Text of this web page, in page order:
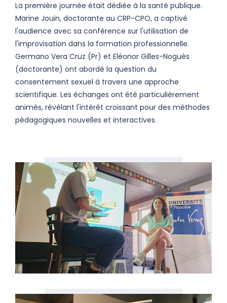
La première journée était dédiée à la santé publique.
Marine Jouin, doctorante au CRP-CPO, a captivé
l'audience avec sa conférence sur l'utilisation de
l'improvisation dans la formation professionnelle.
Germano Vera Cruz (Pr) et Eléonor Gilles-Noguès
(doctorante) ont abordé la question du
consentement sexuel à travers une approche
scientifique. Les échanges ont été particulièrement
animés, révélant l'intérêt croissant pour des méthodes
pédagogiques nouvelles et interactives.